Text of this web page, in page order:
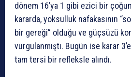
dönem 16’ya 1 gibi ezici bir
kararda, yoksulluk nafakasının
bir gereği” olduğu ve güçsüzü
vurgulanmıştı. Bugün ise karar
tam tersi bir refleksle alındı.